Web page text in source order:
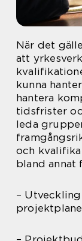
När det
att
kunna
hantera
tidsfrister
leda
och
bland annat
–